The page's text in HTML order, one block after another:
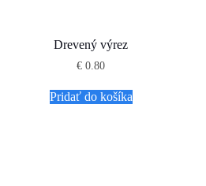
Drevený výrez
€ 0.80
Pridať do košíka